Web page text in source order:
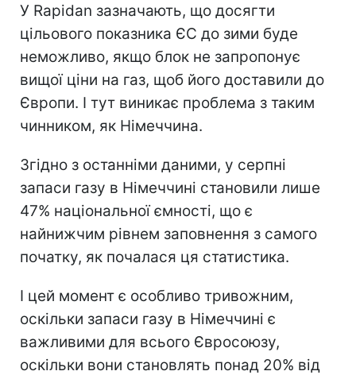
У Rapidan зазначають, що досягти
цільового показника ЄС до зими буде
неможливо, якщо блок не запропонує
вищої ціни на газ, щоб його доставили до
Європи. І тут виникає проблема з таким
чинником, як Німеччина.
Згідно з останніми даними, у серпні
запаси газу в Німеччині становили лише
47% національної ємності, що є
найнижчим рівнем заповнення з самого
початку, як почалася ця статистика.
І цей момент є особливо тривожним,
оскільки запаси газу в Німеччині є
важливими для всього Євросоюзу,
оскільки вони становлять понад 20% від